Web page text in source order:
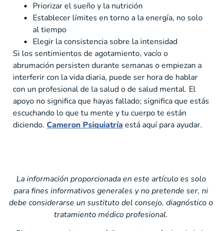
Priorizar el sueño y la nutrición
Establecer límites en torno a la energía, no solo
al tiempo
Elegir la consistencia sobre la intensidad
Si los sentimientos de agotamiento, vacío o
abrumación persisten durante semanas o empiezan a
interferir con la vida diaria, puede ser hora de hablar
con un profesional de la salud o de salud mental. El
apoyo no significa que hayas fallado; significa que estás
escuchando lo que tu mente y tu cuerpo te están
diciendo. Cameron Psiquiatría está aquí para ayudar.
La información proporcionada en este artículo es solo
para fines informativos generales y no pretende ser, ni
debe considerarse un sustituto del consejo, diagnóstico o
tratamiento médico profesional.